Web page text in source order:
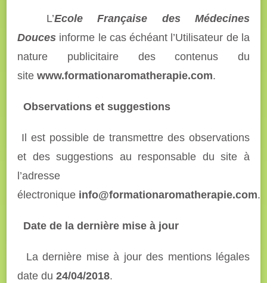
L’Ecole Française des Médecines
Douces informe le cas échéant l’Utilisateur de la
nature publicitaire des contenus du
site www.formationaromatherapie.com.
Observations et suggestions
Il est possible de transmettre des observations
et des suggestions au responsable du site à
l’adresse
électronique info@formationaromatherapie.com.
Date de la dernière mise à jour
La dernière mise à jour des mentions légales
date du 24/04/2018.